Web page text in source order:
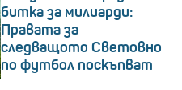
битка за милиарди:
Правата за
следващото Световно
по футбол поскъпват